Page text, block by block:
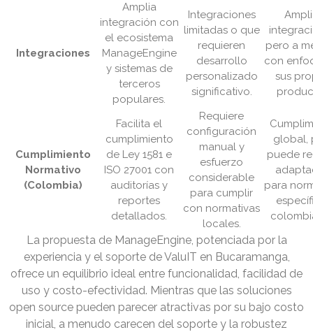
Integraciones
Amplia
integración con
el ecosistema
ManageEngine
y sistemas de
terceros
populares.
Integraciones
limitadas o que
requieren
desarrollo
personalizado
significativo.
pero a
con
sus
Cumplimiento
Normativo
(Colombia)
Facilita el
cumplimiento
de Ley 1581 e
ISO 27001 con
auditorías y
reportes
detallados.
Requiere
configuración
manual y
esfuerzo
considerable
para cumplir
con normativas
locales.
global,
puede
para
La propuesta de ManageEngine, potenciada por la
experiencia y el soporte de ValuIT en Bucaramanga,
ofrece un equilibrio ideal entre funcionalidad, facilidad de
uso y costo-efectividad. Mientras que las soluciones
open source pueden parecer atractivas por su bajo costo
inicial, a menudo carecen del soporte y la robustez